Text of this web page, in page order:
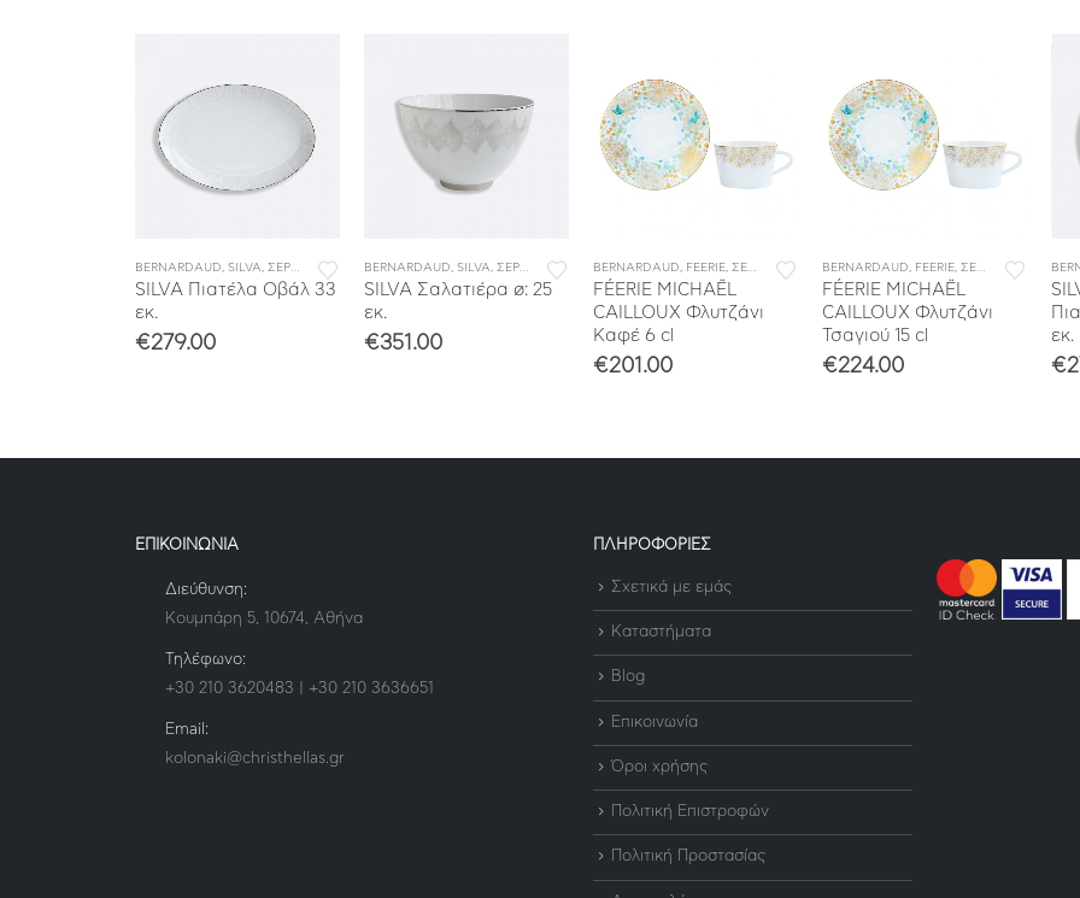
, ΣΕΡΒΙΤΣΙΑ ΦΑΓΗΤΟΥ
BERNARDAUD SILVA ΣΕΡΒΙΤΣΙΑ ΠΟΡΣΕΛΑΝΗΣ ,ΣΕΡΒΙΤΣΙΑ ΦΑΓΗΤΟΥ
SILVA Πιατέλα Οβάλ 33
εκ.
€279.00
BERNARDAUD SILVA ΣΕΡΒΙΤΣΙΑ ΠΟΡΣΕΛΑΝΗΣ ,ΣΕΡΒΙΤΣΙΑ ΦΑΓΗΤΟΥ
SILVA Σαλατιέρα ø: 25
εκ.
€351.00
BERNARDAUD FEERIE ΣΕΡΒΙΤΣΙΑ ΠΟΡΣΕΛΑΝΗΣ , ΣΕΡΒΙΤΣΙΑ ΦΑΓΗΤΟΥ
FÉERIE MICHAËL
CAILLOUX Φλυτζάνι
Καφέ 6 cl
€201.00
BERNARDAUD FEERIE ΣΕΡΒΙΤΣΙΑ ΠΟΡΣΕΛΑΝΗΣ
FÉERIE MICHAËL
CAILLOUX Φλυτζάνι
Τσαγιού 15 cl
€224.00
εκ.
€
ΕΠΙΚΟΙΝΩΝΙΑ
Διεύθυνση:
Κουμπάρη 5, 10674, Αθήνα
Τηλέφωνο:
+30 210 3620483 | +30 210 3636651
Email:
kolonaki@christhellas.gr
ΠΛΗΡΟΦΟΡΙΕΣ
Σχετικά με εμάς
Καταστήματα
Blog
Επικοινωνία
Όροι χρήσης
Πολιτική Επιστροφών
Πολιτική Προστασίας